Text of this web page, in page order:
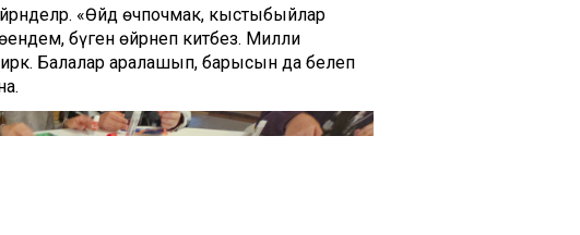
«Өйдә өчпочмак, кыстыбыйлар
бүген өйрәнеп китәбез. Милли
Балалар аралашып, барысын да белеп